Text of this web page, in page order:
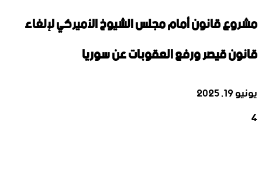
مشروع قانون أمام مجلس الشيوخ الأميركي لإلغاء
قانون قيصر ورفع العقوبات عن سوريا
يونيو 19, 2025
4